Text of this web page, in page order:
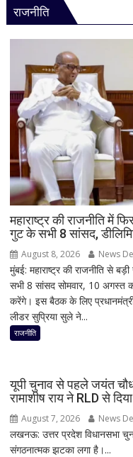
राजनीति
महाराष्ट्र की राजनीति में
गुट के सभी 8 सांसद,
August 8, 2026 News
मुंबई: महाराष्ट्र की राजनीति से
सभी 8 सांसद सोमवार, 10 अगस्त
करेंगे। इस बैठक के लिए
लीडर सुप्रिया सुले ने...
राजनीति
यूपी चुनाव से पहले जयंत
रामाशीष राय ने RLD से
August 7, 2026 News
लखनऊ: उत्तर प्रदेश विधानसभा
संगठनात्मक झटका लगा है।...